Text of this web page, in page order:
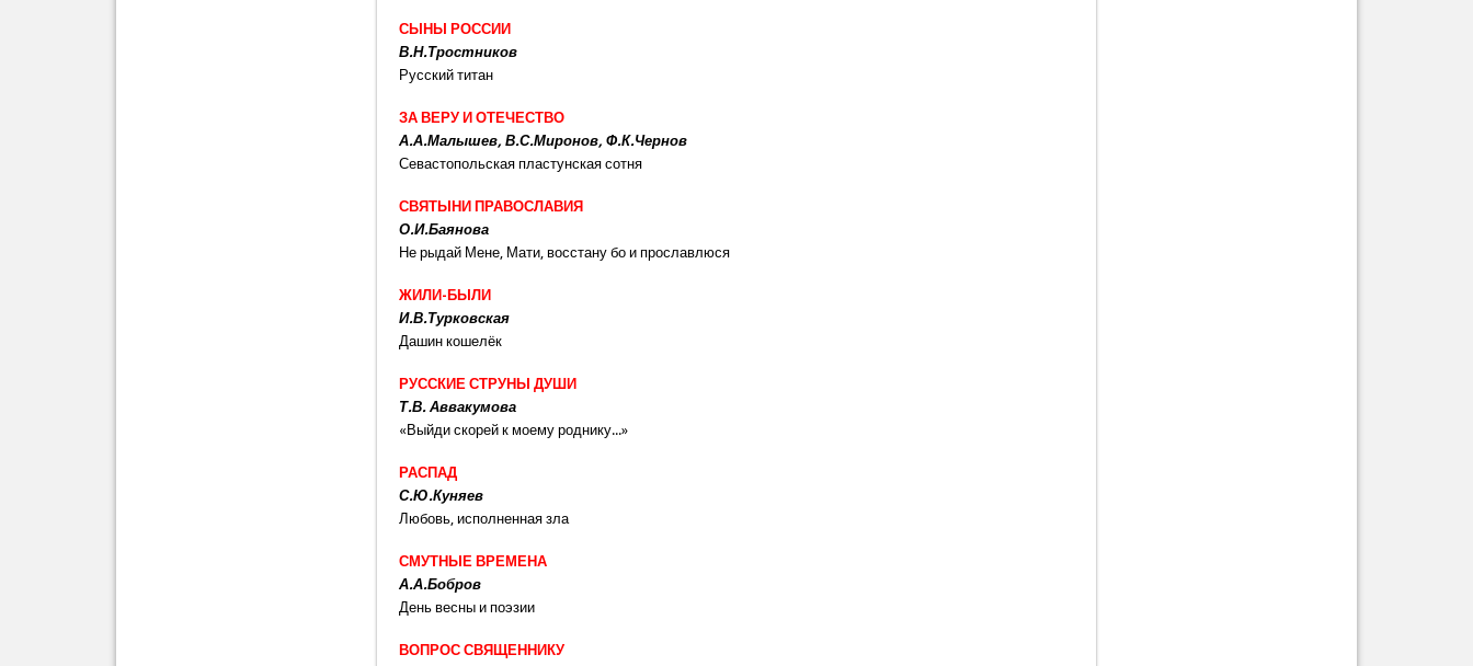
СЫНЫ РОССИИ
В.Н.Тростников
Русский титан
ЗА ВЕРУ И ОТЕЧЕСТВО
А.А.Малышев, В.С.Миронов, Ф.К.Чернов
Севастопольская пластунская сотня
СВЯТЫНИ ПРАВОСЛАВИЯ
О.И.Баянова
Не рыдай Мене, Мати, восстану бо и прославлюся
ЖИЛИ-БЫЛИ
И.В.Турковская
Дашин кошелёк
РУССКИЕ СТРУНЫ ДУШИ
Т.В. Аввакумова
«Выйди скорей к моему роднику...»
РАСПАД
С.Ю.Куняев
Любовь, исполненная зла
СМУТНЫЕ ВРЕМЕНА
А.А.Бобров
День весны и поэзии
ВОПРОС СВЯЩЕННИКУ